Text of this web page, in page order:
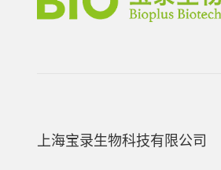
上海宝录生物科技有限公司